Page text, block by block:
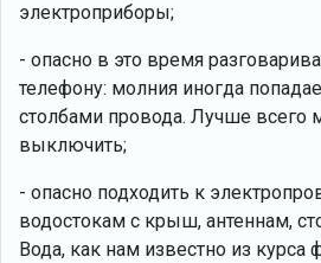
электроприборы;
- опасно в это время
телефону: молния иногда
столбами провода. Лучше всего
выключить;
- опасно подходить к
водостокам с крыш, антеннам,
Вода, как нам известно из курса